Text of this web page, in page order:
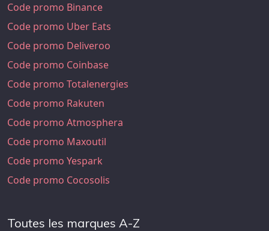
Code promo Binance
Code promo Uber Eats
Code promo Deliveroo
Code promo Coinbase
Code promo Totalenergies
Code promo Rakuten
Code promo Atmosphera
Code promo Maxoutil
Code promo Yespark
Code promo Cocosolis
Toutes les marques A-Z